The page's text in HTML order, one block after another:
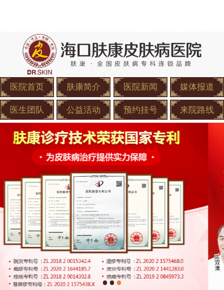
医院首页 肤康简介 医院新闻 媒体报道
医生团队 公益活动 预约挂号 来院路线